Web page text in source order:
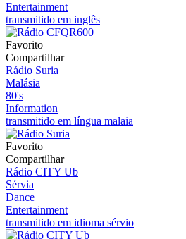
Entertainment
transmitido em inglês
Favorito
Compartilhar
Rádio Suria
Malásia
80's
Information
transmitido em língua malaia
Favorito
Compartilhar
Rádio CITY Ub
Sérvia
Dance
Entertainment
transmitido em idioma sérvio